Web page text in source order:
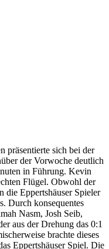
präsentierte sich bei der
der Vorwoche deutlich
in Führung. Kevin
Flügel. Obwohl der
die Eppertshäuser Spieler
Durch konsequentes
Nasm, Josh Seib,
aus der Drehung das 0:1
brachte dieses
Eppertshäuser Spiel. Die